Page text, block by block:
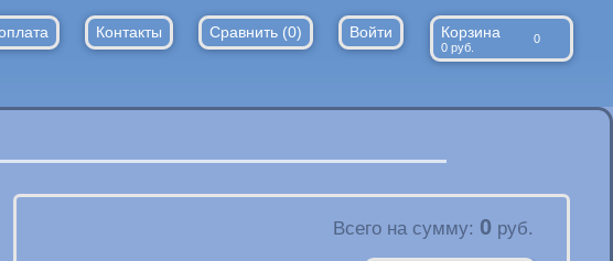
Контакты Сравнить (0) Войти Корзина 0
0руб.
Всего на сумму: 0 руб.